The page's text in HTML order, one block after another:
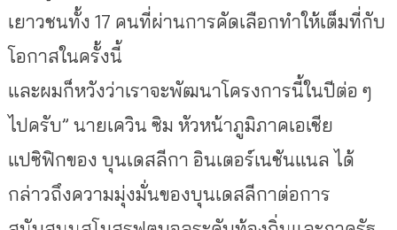
เยาวชนทั้ง 17 คนที่ผ่านการคัดเลือกทำให้เต็มที่กับ
โอกาสในครั้งนี้
และผมก็หวังว่าเราจะพัฒนาโครงการนี้ในปีต่อ ๆ
ไปครับ” นายเควิน ซิม หัวหน้าภูมิภาคเอเชีย
แปซิฟิกของ บุนเดสลีกา อินเตอร์เนชันแนล ได้
กล่าวถึงความมุ่งมั่นของบุนเดสลีกาต่อการ